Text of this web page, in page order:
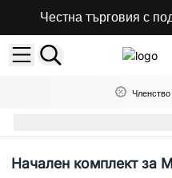
Честна търговия с
Начален комплект за